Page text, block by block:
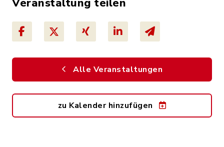
Veranstaltung teilen
Alle Veranstaltungen
zu Kalender hinzufügen